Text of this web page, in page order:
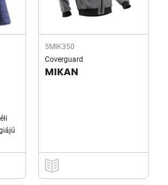
5MIK350
Coverguard
MIKAN